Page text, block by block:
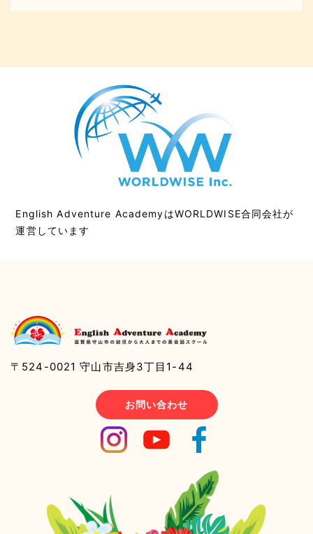
English Adventure AcademyはWORLDWISE合同会社が
運営しています
〒524-0021 守山市吉身3丁目1-44
お問い合わせ